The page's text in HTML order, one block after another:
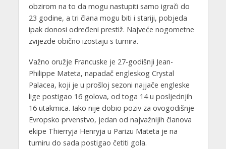
obzirom na to da mogu nastupiti samo igrači do
23 godine, a tri člana mogu biti i stariji, pobjeda
ipak donosi određeni prestiž. Najveće nogometne
zvijezde obično izostaju s turnira.
Važno oružje Francuske je 27-godišnji Jean-
Philippe Mateta, napadač engleskog Crystal
Palacea, koji je u prošloj sezoni najjače engleske
lige postigao 16 golova, od toga 14 u posljednjih
16 utakmica. Iako nije dobio poziv za ovogodišnje
Evropsko prvenstvo, jedan od najvažnijih članova
ekipe Thierryja Henryja u Parizu Mateta je na
turniru do sada postigao četiti gola.